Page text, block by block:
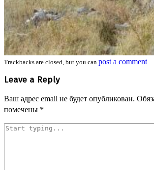
Trackbacks are closed, but you can post a comment.
Leave a Reply
Ваш адрес email не будет опубликован.
помечены *